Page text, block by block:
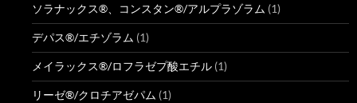
ソラナックス®、コンスタン®/アルプラゾラム (1)
デパス®/エチゾラム (1)
メイラックス®/ロフラゼプ酸エチル (1)
リーゼ®/クロチアゼパム (1)